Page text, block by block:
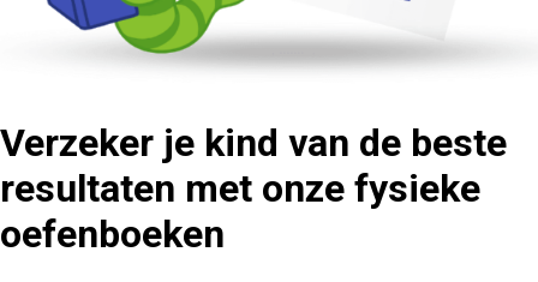
Verzeker je kind van de beste
resultaten met onze fysieke
oefenboeken